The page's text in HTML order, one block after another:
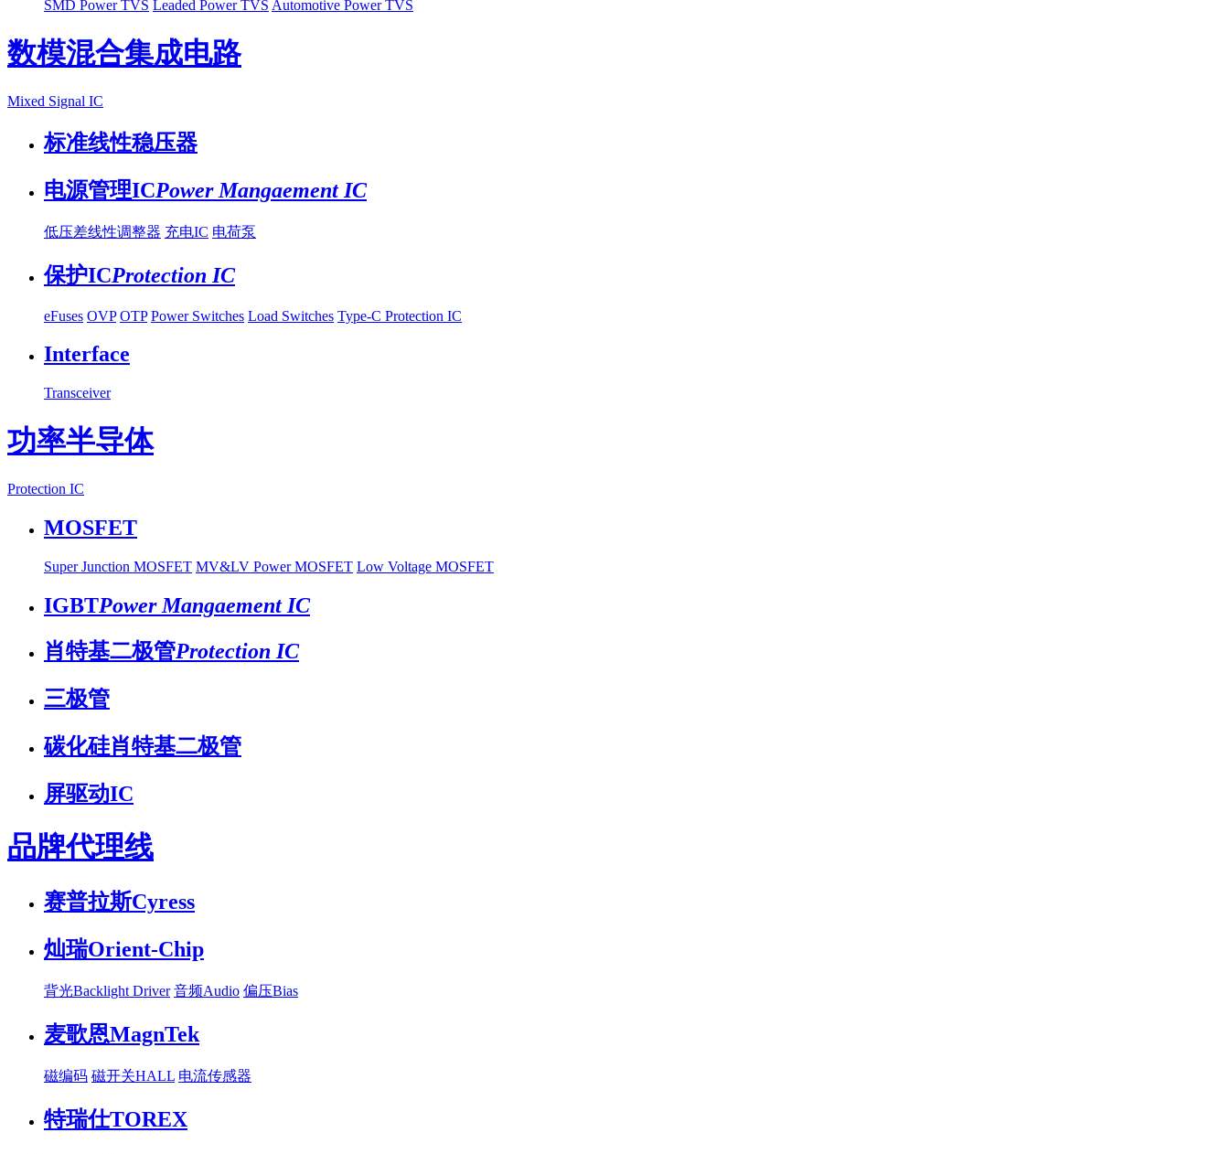
SMD Power TVS Leaded Power TVS Automotive Power TVS
数模混合集成电路
Mixed Signal IC
标准线性稳压器
电源管理ICPower Mangaement IC
低压差线性调整器 充电IC 电荷泵
保护ICProtection IC
eFuses OVP OTP Power Switches Load Switches Type-C Protection IC
Interface
Transceiver
功率半导体
Protection IC
MOSFET
Super Junction MOSFET MV&LV Power MOSFET Low Voltage MOSFET
IGBTPower Mangaement IC
肖特基二极管Protection IC
三极管
碳化硅肖特基二极管
屏驱动IC
品牌代理线
赛普拉斯Cyress
灿瑞Orient-Chip
背光Backlight Driver 音频Audio 偏压Bias
麦歌恩MagnTek
磁编码 磁开关HALL 电流传感器
特瑞仕TOREX